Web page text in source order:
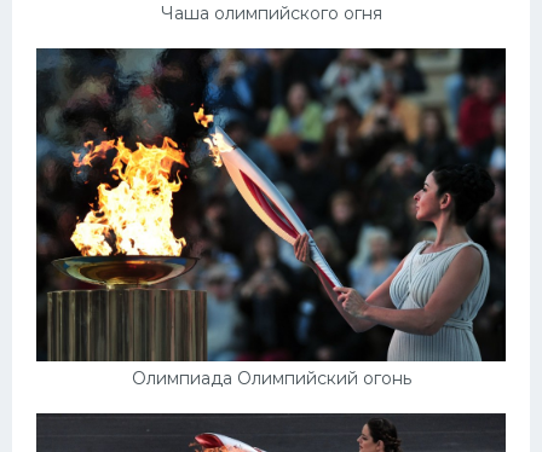
Чаша олимпийского огня
Олимпиада Олимпийский огонь